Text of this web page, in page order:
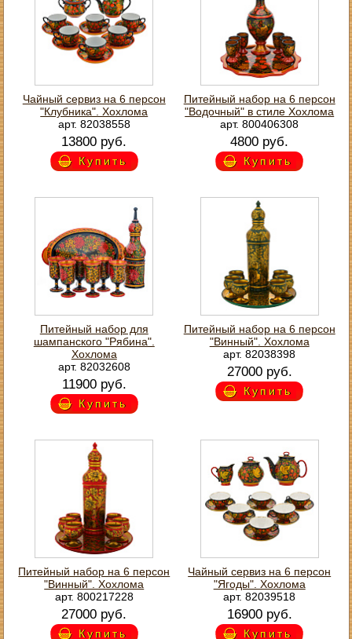
Чайный сервиз на 6 персон
"Клубника". Хохлома
арт. 82038558
13800 руб.
Купить
Питейный набор на 6 персон
"Водочный" в стиле Хохлома
арт. 800406308
4800 руб.
Купить
Питейный набор для
шампанского "Рябина".
Хохлома
арт. 82032608
11900 руб.
Купить
Питейный набор на 6 персон
"Винный". Хохлома
арт. 82038398
27000 руб.
Купить
Питейный набор на 6 персон
"Винный". Хохлома
арт. 800217228
27000 руб.
Купить
Чайный сервиз на 6 персон
"Ягоды". Хохлома
арт. 82039518
16900 руб.
Купить